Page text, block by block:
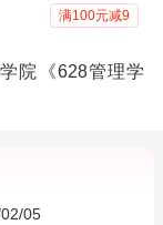
满100元减9
院《628管理学
05